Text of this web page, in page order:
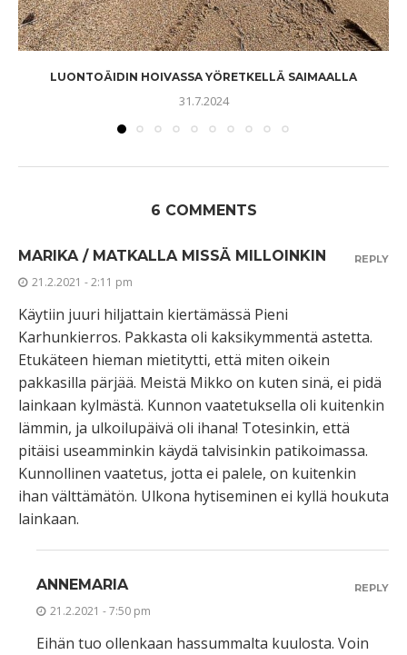
LUONTOÄIDIN HOIVASSA YÖRETKELLÄ SAIMAALLA
31.7.2024
6 COMMENTS
MARIKA / MATKALLA MISSÄ MILLOINKIN
21.2.2021 - 2:11 pm
Käytiin juuri hiljattain kiertämässä Pieni
Karhunkierros. Pakkasta oli kaksikymmentä astetta.
Etukäteen hieman mietitytti, että miten oikein
pakkasilla pärjää. Meistä Mikko on kuten sinä, ei pidä
lainkaan kylmästä. Kunnon vaatetuksella oli kuitenkin
lämmin, ja ulkoilupäivä oli ihana! Totesinkin, että
pitäisi useamminkin käydä talvisinkin patikoimassa.
Kunnollinen vaatetus, jotta ei palele, on kuitenkin
ihan välttämätön. Ulkona hytiseminen ei kyllä houkuta
lainkaan.
REPLY
ANNEMARIA
21.2.2021 - 7:50 pm
Eihän tuo ollenkaan hassummalta kuulosta. Voin
REPLY